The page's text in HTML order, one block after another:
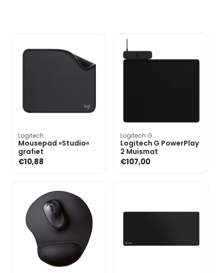
Logitech
Mousepad »Studio«
grafiet
€10,88
Logitech G
Logitech G PowerPlay
2 Muismat
€107,00